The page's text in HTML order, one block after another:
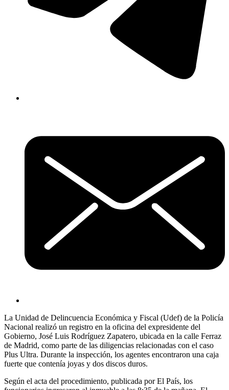
La Unidad de Delincuencia Económica y Fiscal (Udef) de la Policía
Nacional realizó un registro en la oficina del expresidente del
Gobierno, José Luis Rodríguez Zapatero, ubicada en la calle Ferraz
de Madrid, como parte de las diligencias relacionadas con el caso
Plus Ultra. Durante la inspección, los agentes encontraron una caja
fuerte que contenía joyas y dos discos duros.
Según el acta del procedimiento, publicada por El País, los